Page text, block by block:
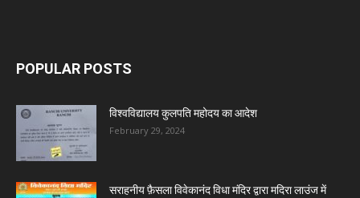
POPULAR POSTS
विश्वविद्यालय कुलपति महोदय का आदेश
February 29, 2024
सराहनीय फ़ैसला विवेकानंद विधा मंदिर द्वारा मदिरा लाउंज में